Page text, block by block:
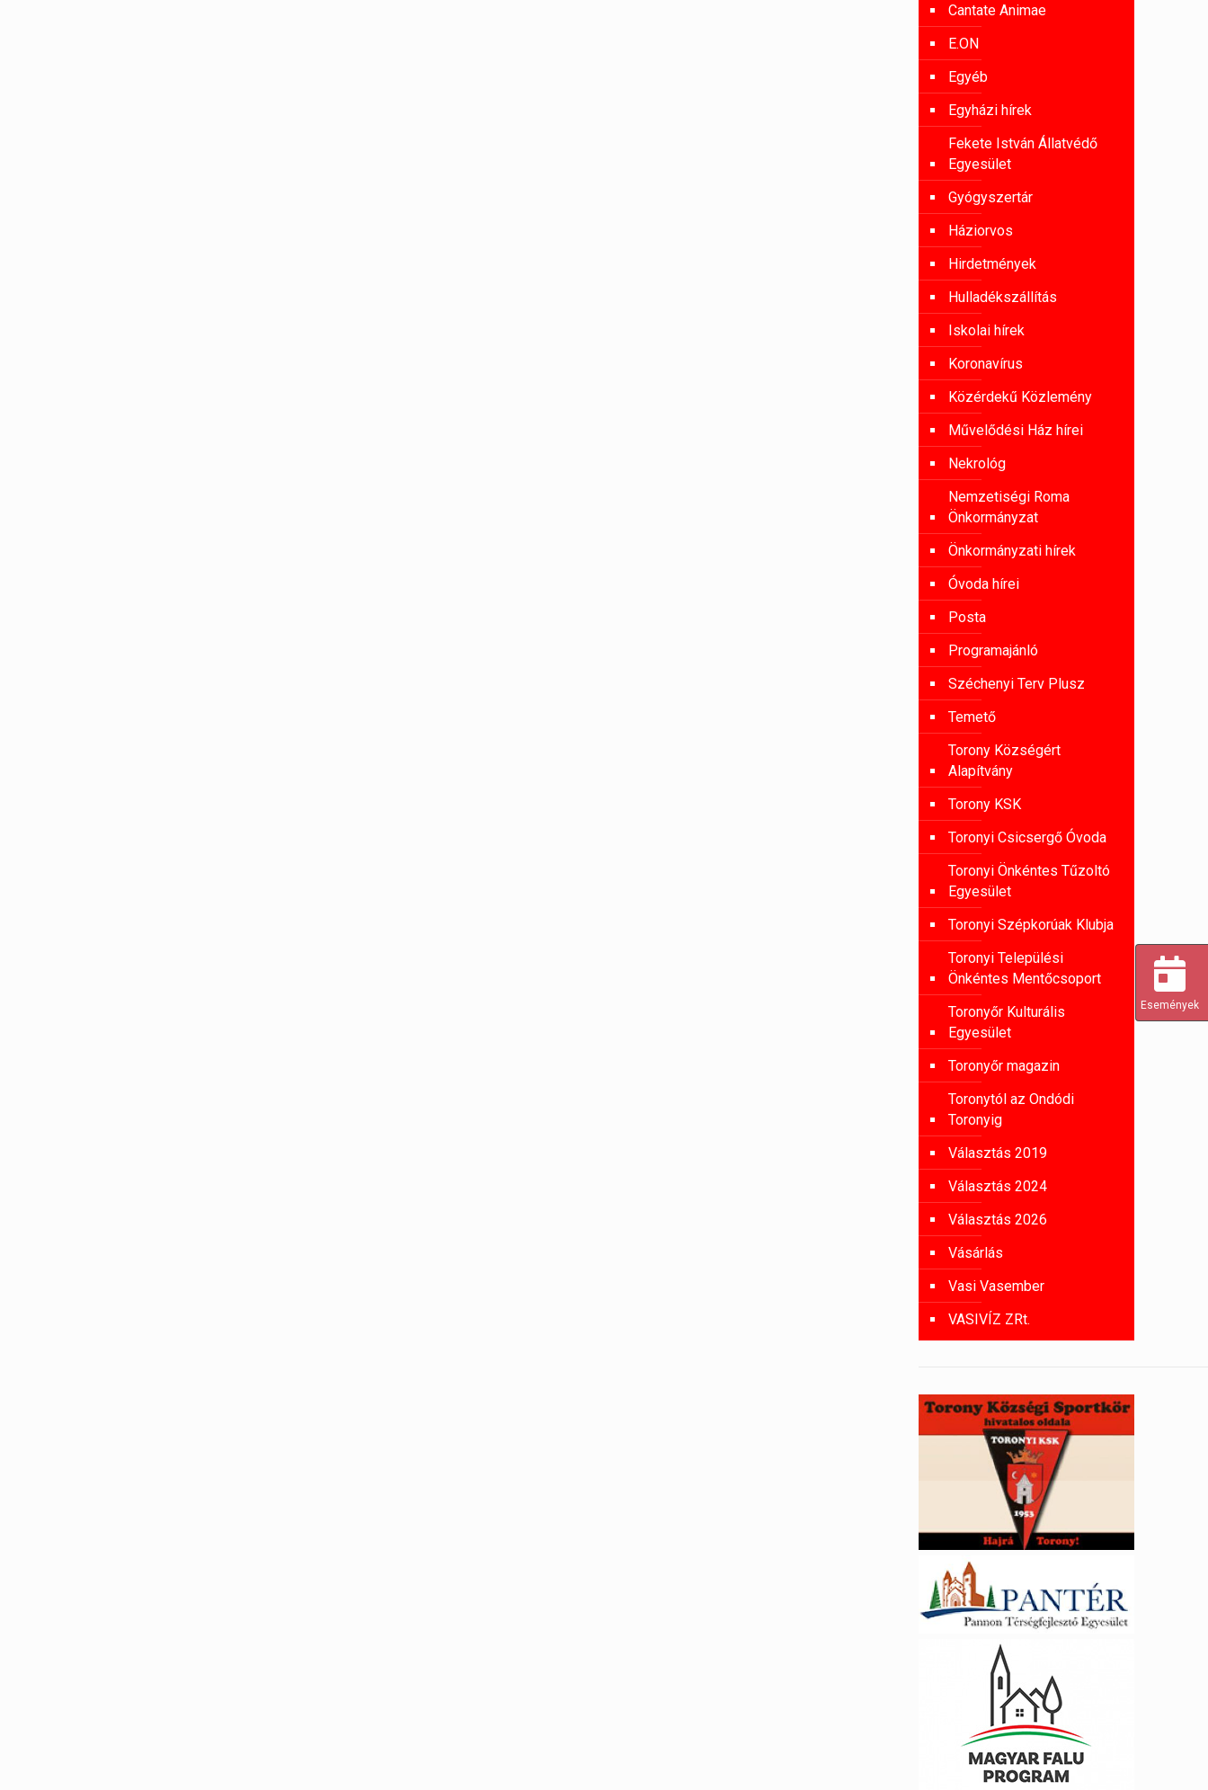
Cantate Animae
E.ON
Egyéb
Egyházi hírek
Fekete István Állatvédő
Egyesület
Gyógyszertár
Háziorvos
Hirdetmények
Hulladékszállítás
Iskolai hírek
Koronavírus
Közérdekű Közlemény
Művelődési Ház hírei
Nekrológ
Nemzetiségi Roma
Önkormányzat
Önkormányzati hírek
Óvoda hírei
Posta
Programajánló
Széchenyi Terv Plusz
Temető
Torony Községért
Alapítvány
Torony KSK
Toronyi Csicsergő Óvoda
Toronyi Önkéntes Tűzoltó
Egyesület
Toronyi Szépkorúak Klubja
Toronyi Települési
Önkéntes Mentőcsoport
Toronyőr Kulturális
Egyesület
Toronyőr magazin
Toronytól az Ondódi
Toronyig
Választás 2019
Választás 2024
Választás 2026
Vásárlás
Vasi Vasember
VASIVÍZ ZRt.
Események